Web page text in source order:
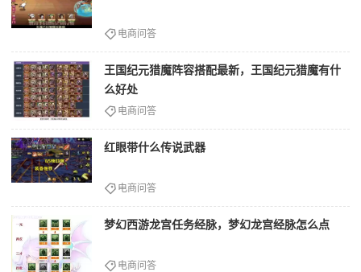
电商问答
王国纪元猎魔阵容搭配最新，王国纪元猎魔有什
么好处
电商问答
红眼带什么传说武器
电商问答
梦幻西游龙宫任务经脉，梦幻龙宫经脉怎么点
电商问答